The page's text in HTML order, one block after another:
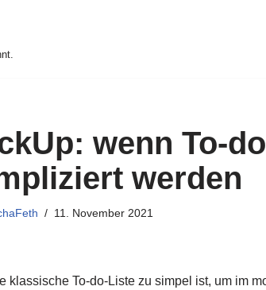
wenn To-
werden
11. November 2021
klassische To-do-Liste zu simpel ist, um im